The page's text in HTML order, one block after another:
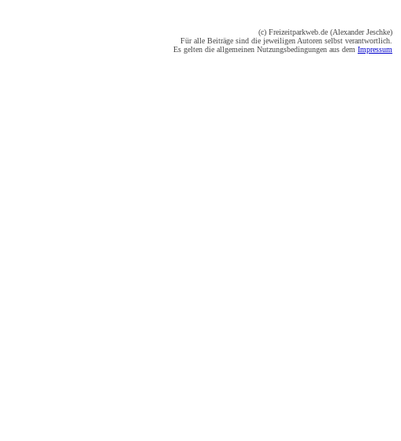
(c) Freizeitparkweb.de (Alexander Jeschke)
Für alle Beiträge sind die jeweiligen Autoren selbst verantwortlich.
Es gelten die allgemeinen Nutzungsbedingungen aus dem Impressum